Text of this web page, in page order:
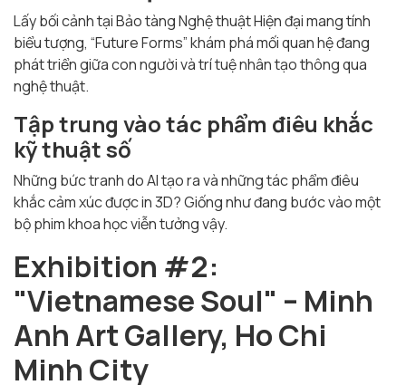
Lấy bối cảnh tại Bảo tàng Nghệ thuật Hiện đại mang tính
biểu tượng, “Future Forms” khám phá mối quan hệ đang
phát triển giữa con người và trí tuệ nhân tạo thông qua
nghệ thuật.
Tập trung vào tác phẩm điêu khắc
kỹ thuật số
Những bức tranh do AI tạo ra và những tác phẩm điêu
khắc cảm xúc được in 3D? Giống như đang bước vào một
bộ phim khoa học viễn tưởng vậy.
Exhibition #2:
"Vietnamese Soul" – Minh
Anh Art Gallery, Ho Chi
Minh City